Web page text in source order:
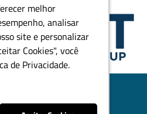
melhor
analisar
site e personalizar
Cookies", você
de Privacidade.
melhor
analisar
site e personalizar
Cookies", você
de Privacidade.
Ltda - CNPJ: